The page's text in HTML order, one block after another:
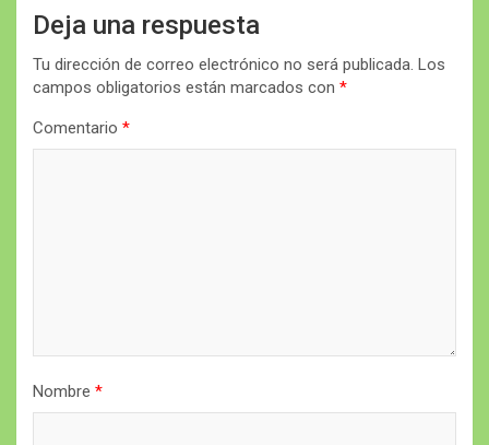
Deja una respuesta
Tu dirección de correo electrónico no será publicada. Los
campos obligatorios están marcados con *
Comentario *
Nombre *